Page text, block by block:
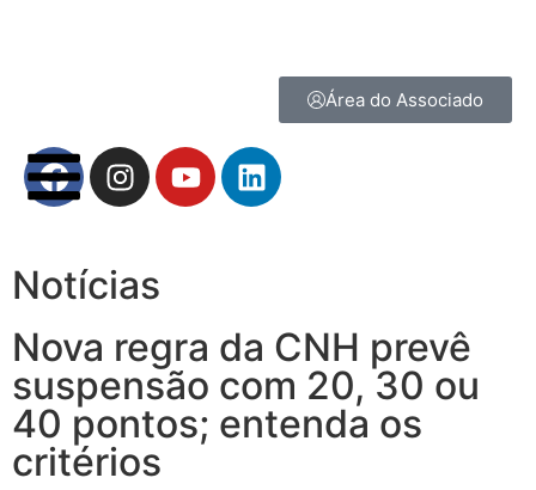
Área do Associado
Notícias
Nova regra da CNH prevê
suspensão com 20, 30 ou
40 pontos; entenda os
critérios